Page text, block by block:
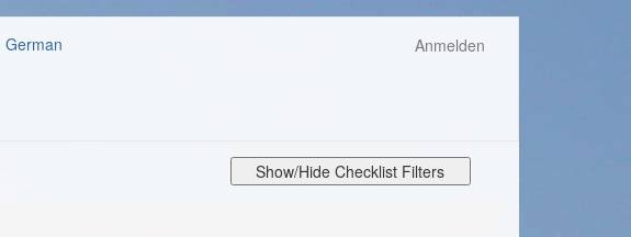
Anmelden
German
Show/Hide Checklist Filters